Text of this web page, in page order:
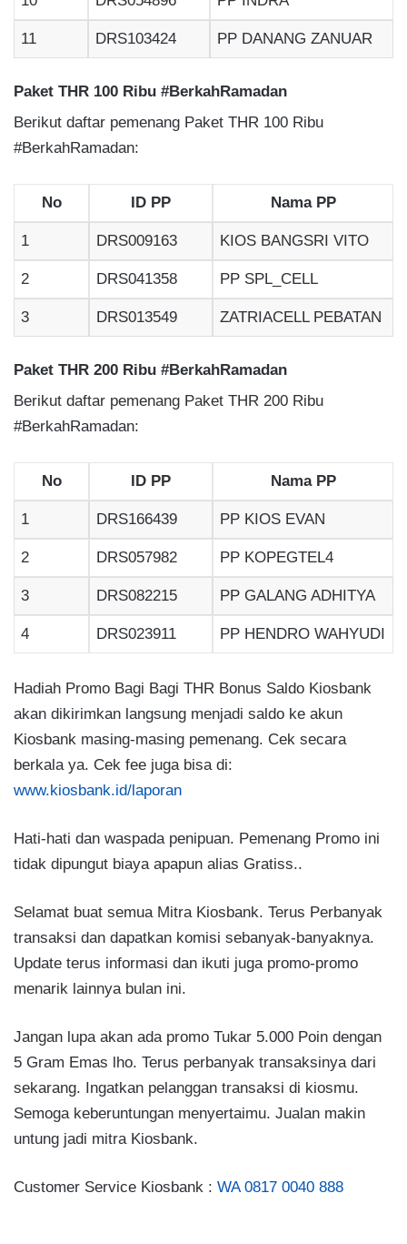
11 DRS103424 PP DANANG ZANUAR
Paket THR 100 Ribu #BerkahRamadan
Berikut daftar pemenang Paket THR 100 Ribu
#BerkahRamadan:
No ID PP Nama PP
1 DRS009163 KIOS BANGSRI VITO
2 DRS041358 PP SPL_CELL
3 DRS013549 ZATRIACELL PEBATAN
Paket THR 200 Ribu #BerkahRamadan
Berikut daftar pemenang Paket THR 200 Ribu
#BerkahRamadan:
No ID PP Nama PP
1 DRS166439 PP KIOS EVAN
2 DRS057982 PP KOPEGTEL4
3 DRS082215 PP GALANG ADHITYA
4 DRS023911 PP HENDRO WAHYUDI
Hadiah Promo Bagi Bagi THR Bonus Saldo Kiosbank
akan dikirimkan langsung menjadi saldo ke akun
Kiosbank masing-masing pemenang. Cek secara
berkala ya. Cek fee juga bisa di:
www.kiosbank.id/laporan
Hati-hati dan waspada penipuan. Pemenang Promo ini
tidak dipungut biaya apapun alias Gratiss..
Selamat buat semua Mitra Kiosbank. Terus Perbanyak
transaksi dan dapatkan komisi sebanyak-banyaknya.
Update terus informasi dan ikuti juga promo-promo
menarik lainnya bulan ini.
Jangan lupa akan ada promo Tukar 5.000 Poin dengan
5 Gram Emas lho. Terus perbanyak transaksinya dari
sekarang. Ingatkan pelanggan transaksi di kiosmu.
Semoga keberuntungan menyertaimu. Jualan makin
untung jadi mitra Kiosbank.
Customer Service Kiosbank : WA 0817 0040 888